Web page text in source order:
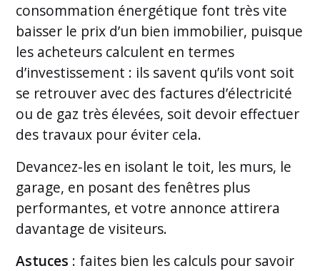
consommation énergétique font très vite
baisser le prix d’un bien immobilier, puisque
les acheteurs calculent en termes
d’investissement : ils savent qu’ils vont soit
se retrouver avec des factures d’électricité
ou de gaz très élevées, soit devoir effectuer
des travaux pour éviter cela.
Devancez-les en isolant le toit, les murs, le
garage, en posant des fenêtres plus
performantes, et votre annonce attirera
davantage de visiteurs.
Astuces : faites bien les calculs pour savoir